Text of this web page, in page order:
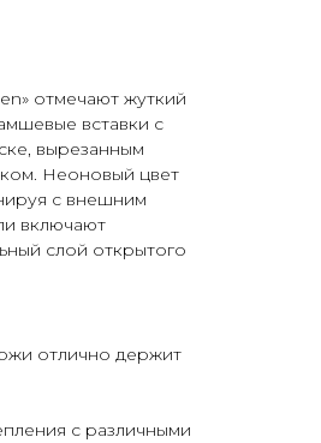
отмечают жуткий
вставки с
вырезанным
Неоновый цвет
с внешним
включают
слой открытого
отлично держит
с различными